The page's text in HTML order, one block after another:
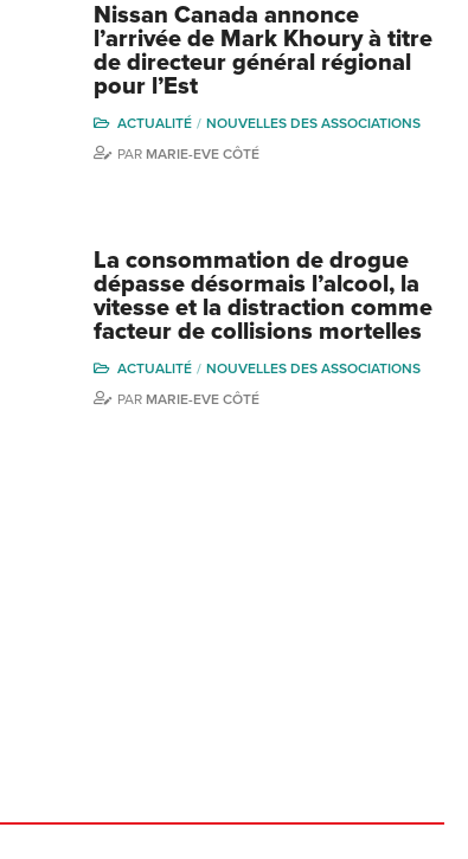
Nissan Canada annonce
l’arrivée de Mark Khoury à titre
de directeur général régional
pour l’Est
ACTUALITÉ
NOUVELLES DES ASSOCIATIONS
PAR MARIE-EVE CÔTÉ
La consommation de drogue
dépasse désormais l’alcool, la
vitesse et la distraction comme
facteur de collisions mortelles
ACTUALITÉ
NOUVELLES DES ASSOCIATIONS
PAR MARIE-EVE CÔTÉ